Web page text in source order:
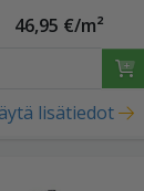
46,95 €/m²
lisätiedot